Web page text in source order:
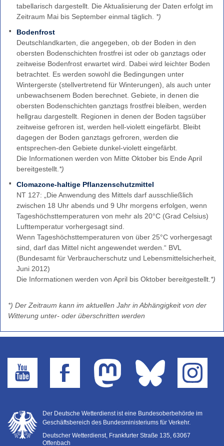
Bodenfrost
Clomazone
Farbskala
Unwetterwarnkriterien
Wetterwarnkriterien
Binnenseewarnungen
Küstenwarnungen
Hitze-
und
UV-
Warnungen
Windwarnskala
Hochwasserzentralen
Weitere
Partner
tabellarisch dargestellt. Die Aktualisierung der Daten erfolgt im
Zeitraum Mai bis September einmal täglich. *)
Bodenfrost
Deutschlandkarten, die angegeben, ob der Boden in den
obersten Bodenschichten frostfrei ist oder ob ganztags oder
zeitweise Bodenfrost erwartet wird. Dabei wird leichter Boden
betrachtet. Es werden sowohl die Bedingungen unter
Wintergerste (stellvertretend für Winterungen), als auch unter
unbewachsenem Boden berechnet. Gebiete, in denen die
obersten Bodenschichten ganztags frostfrei bleiben, werden
hellgrau dargestellt. Regionen in denen der Boden tagsüber
zeitweise gefroren ist, werden hell-violett eingefärbt. Bleibt
dagegen der Boden ganztags gefroren, werden die
entsprechen-den Gebiete dunkel-violett eingefärbt.
Die Informationen werden von Mitte Oktober bis Ende April
bereitgestellt. *)
Clomazone-haltige Pflanzenschutzmittel
NT 127: „Die Anwendung des Mittels darf ausschließlich
zwischen 18 Uhr abends und 9 Uhr morgens erfolgen, wenn
Tageshöchsttemperaturen von mehr als 20°C (Grad Celsius)
Lufttemperatur vorhergesagt sind.
Wenn Tageshöchsttemperaturen von über 25°C vorhergesagt
sind, darf das Mittel nicht angewendet werden.“ BVL
(Bundesamt für Verbraucherschutz und Lebensmittelsicherheit,
Juni 2012)
Die Informationen werden von April bis Oktober bereitgestellt. *)
*) Der Zeitraum kann im aktuellen Jahr in Abhängigkeit von der
Witterung unter- oder überschritten werden
Der Deutsche Wetterdienst ist eine Bundesoberbehörde im
Geschäftsbereich des Bundesministeriums für Verkehr.
Deutscher Wetterdienst, Frankfurter Straße 135, 63067
Offenbach